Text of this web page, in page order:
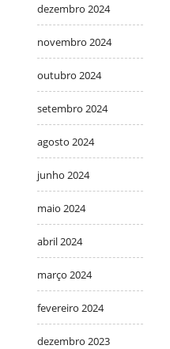
dezembro 2024
novembro 2024
outubro 2024
setembro 2024
agosto 2024
junho 2024
maio 2024
abril 2024
março 2024
fevereiro 2024
dezembro 2023